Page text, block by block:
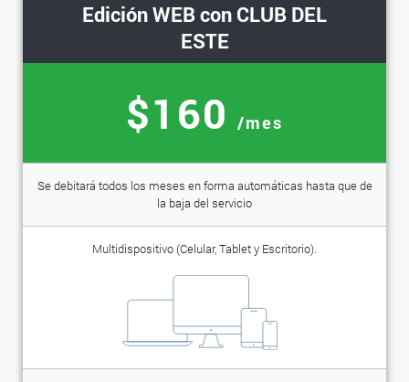
Edición WEB con CLUB DEL
ESTE
$160 /mes
Se debitará todos los meses en forma automáticas hasta que de
la baja del servicio
Multidispositivo (Celular, Tablet y Escritorio).